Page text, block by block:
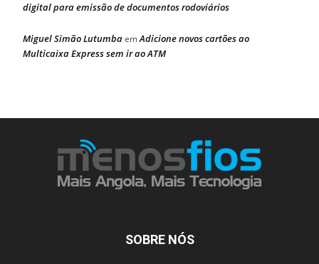
digital para emissão de documentos rodoviários
Miguel Simão LutumbaemAdicione novos cartões ao
Multicaixa Express sem ir ao ATM
SOBRE NÓS